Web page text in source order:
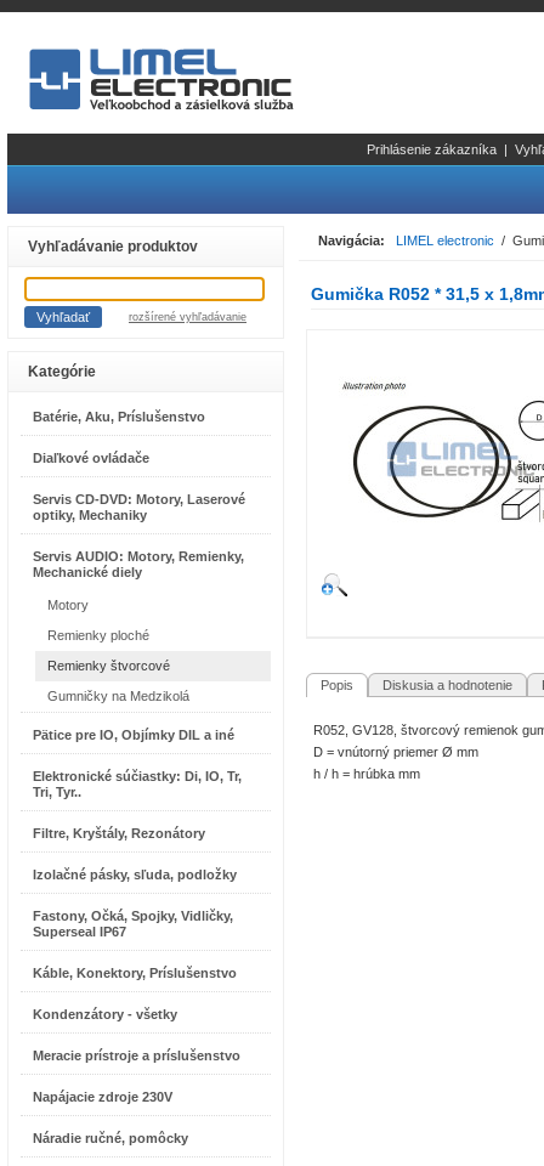
Prihlásenie zákazníka |
Vyhľadávanie produktov
rozšírené vyhľadávanie
Kategórie
Batérie, Aku, Príslušenstvo
Diaľkové ovládače
Servis CD-DVD: Motory, Laserové
optiky, Mechaniky
Servis AUDIO: Motory, Remienky,
Mechanické diely
Motory
Remienky ploché
Remienky štvorcové
Gumničky na Medzikolá
Pätice pre IO, Objímky DIL a iné
Elektronické súčiastky: Di, IO, Tr,
Tri, Tyr..
Filtre, Kryštály, Rezonátory
Izolačné pásky, sľuda, podložky
Fastony, Očká, Spojky, Vidličky,
Superseal IP67
Káble, Konektory, Príslušenstvo
Kondenzátory - všetky
Meracie prístroje a príslušenstvo
Napájacie zdroje 230V
Náradie ručné, pomôcky
Navigácia: LIMEL electronic /
Gumička R052 * 31,5 x
Popis Diskusia a hodnotenie
R052, GV128, štvorcový remienok
D = vnútorný priemer Ø mm
h / h = hrúbka mm